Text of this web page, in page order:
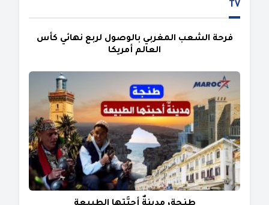
TV
فرحة الشعب المغربي بالوصول لربع نهائي كأس
العالم أمريكا